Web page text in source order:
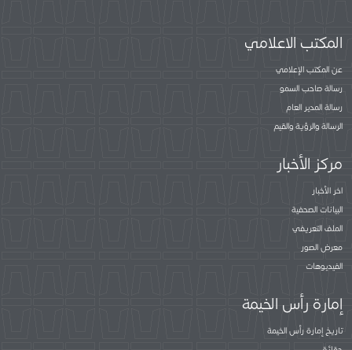
المكتب الاعلامي
عن المكتب الإعلامي
رسالة صاحب السمو
رسالة المدير العام
الرسالة والرؤية والقيم
مركز الأخبار
اخر الأخبار
البيانات الصحفية
الملف التعريفي
معرض الصور
الفيديوهات
إمارة رأس الخيمة
تاريخ إمارة رأس الخيمة